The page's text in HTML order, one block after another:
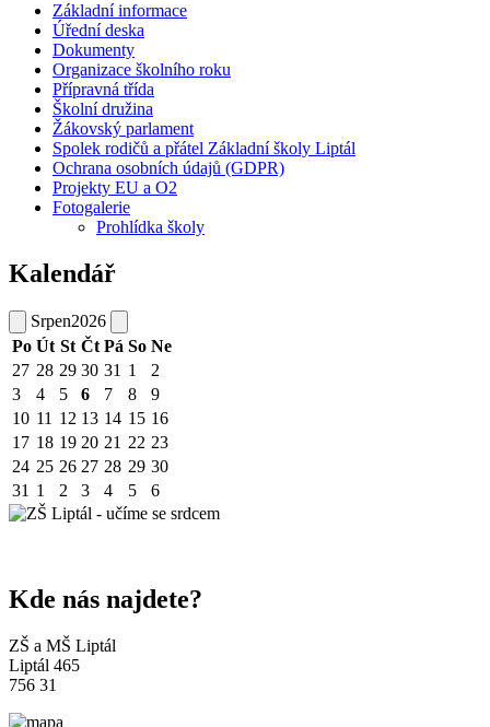
Základní informace
Úřední deska
Dokumenty
Organizace školního roku
Přípravná třída
Školní družina
Žákovský parlament
Spolek rodičů a přátel Základní školy Liptál
Ochrana osobních údajů (GDPR)
Projekty EU a O2
Fotogalerie
Prohlídka školy
Kalendář
Srpen2026
Po Út St Čt Pá So Ne
27 28 29 30 31 1
2
3
4 5 6 7 8
9
10 11 12 13 14 15 16
17 18 19 20 21 22 23
24 25 26 27 28 29 30
31 1 2 3 4 5 6
Kde nás najdete?
ZŠ a MŠ Liptál
Liptál 465
756 31